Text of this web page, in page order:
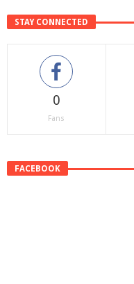
STAY CONNECTED
0
Fans
FACEBOOK